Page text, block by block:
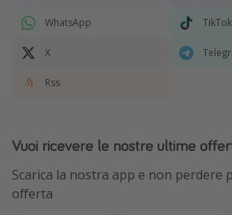
WhatsApp TikTok
X
Rss
Vuoi ricevere le nostre ultime
Scarica la nostra app e non perdere
offerta